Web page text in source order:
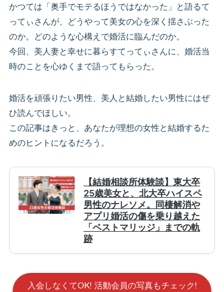
かつては「奥手でモテるほうではなかった」と語るて
ってぃさんが、どうやって美女の心を深く揺さぶった
のか。どのような心構えで婚活に臨んだのか。
今回、美人妻と幸せに暮らすてってぃさんに、婚活当
時のことを心ゆくまで語ってもらった。
婚活を頑張りたい男性、美人と結婚したい男性にはぜ
ひ読んでほしい。
この記事はきっと、あなたが理想の女性と結婚するた
めのヒントになるだろう。
入会しなくてOK! 活動会員の写真もチェック!